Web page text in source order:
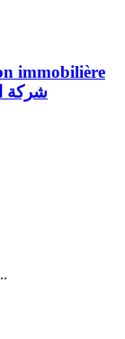
immobilière
شركة